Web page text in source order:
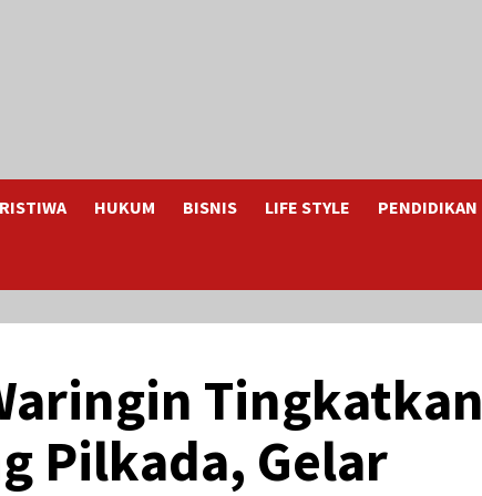
HUKUM BISNIS LIFE STYLE PENDIDIKAN
Tingkatkan
Pilkada, Gelar